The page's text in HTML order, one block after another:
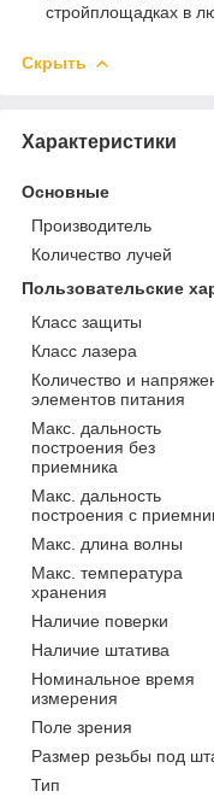
стройплощадках в
Скрыть
Характеристики
Основные
Производитель
Количество лучей
Пользовательские
Класс защиты
Класс лазера
Количество и
элементов питания
Макс. дальность
построения без
приемника
Макс. дальность
построения с
Макс. длина волны
Макс. температура
хранения
Наличие поверки
Наличие штатива
Номинальное время
измерения
Поле зрения
Размер резьбы под
Тип